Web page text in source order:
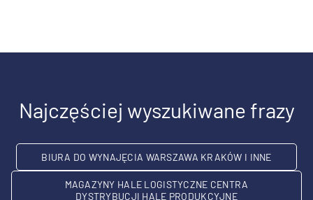
Najczęściej wyszukiwane frazy
BIURA DO WYNAJĘCIA WARSZAWA KRAKÓW I INNE
MAGAZYNY HALE LOGISTYCZNE CENTRA
DYSTRYBUCJI HALE PRODUKCYJNE